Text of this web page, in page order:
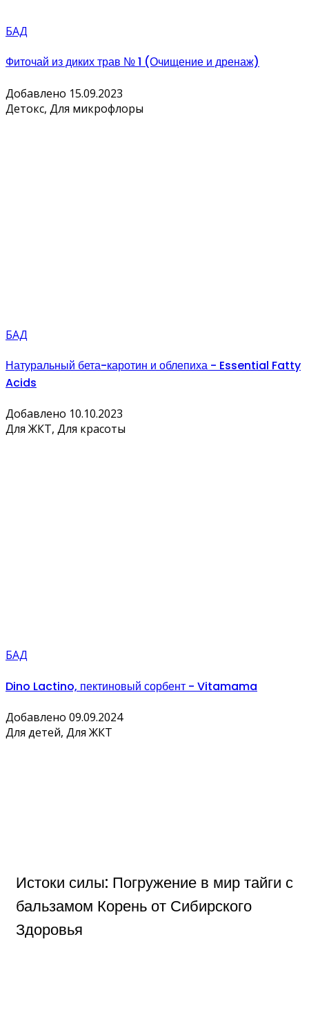
БАД
Фиточай из диких трав № 1 (Очищение и дренаж)
Добавлено 15.09.2023
Детокс, Для микрофлоры
БАД
Натуральный бета-каротин и облепиха - Essential Fatty
Acids
Добавлено 10.10.2023
Для ЖКТ, Для красоты
БАД
Dino Lactino, пектиновый сорбент - Vitamama
Добавлено 09.09.2024
Для детей, Для ЖКТ
Истоки силы: Погружение в мир тайги с
бальзамом Корень от Сибирского
Здоровья